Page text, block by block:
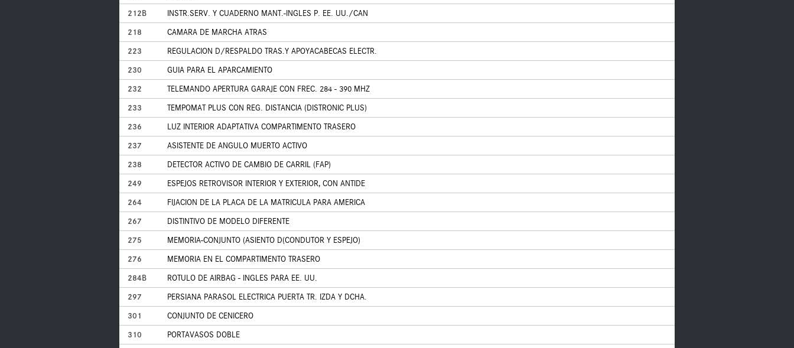
212B
INSTR.SERV. Y CUADERNO MANT.-INGLES P. EE. UU./CAN
218
CAMARA DE MARCHA ATRAS
223
REGULACION D/RESPALDO TRAS.Y APOYACABECAS ELECTR.
230
GUIA PARA EL APARCAMIENTO
232
TELEMANDO APERTURA GARAJE CON FREC. 284 - 390 MHZ
233
TEMPOMAT PLUS CON REG. DISTANCIA (DISTRONIC PLUS)
236
LUZ INTERIOR ADAPTATIVA COMPARTIMENTO TRASERO
237
ASISTENTE DE ANGULO MUERTO ACTIVO
238
DETECTOR ACTIVO DE CAMBIO DE CARRIL (FAP)
249
ESPEJOS RETROVISOR INTERIOR Y EXTERIOR, CON ANTIDE
264
FIJACION DE LA PLACA DE LA MATRICULA PARA AMERICA
267
DISTINTIVO DE MODELO DIFERENTE
275
MEMORIA-CONJUNTO (ASIENTO D(CONDUTOR Y ESPEJO)
276
MEMORIA EN EL COMPARTIMENTO TRASERO
284B
ROTULO DE AIRBAG - INGLES PARA EE. UU.
297
PERSIANA PARASOL ELECTRICA PUERTA TR. IZDA Y DCHA.
301
CONJUNTO DE CENICERO
310
PORTAVASOS DOBLE